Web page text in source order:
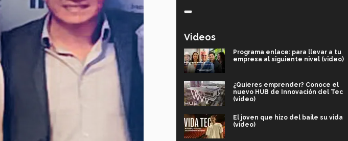
Videos
Programa enlace: para llevar a tu
empresa al siguiente nivel (video)
¿Quieres emprender? Conoce el
nuevo HUB de Innovación del Tec
(video)
El joven que hizo del baile su vida
(video)